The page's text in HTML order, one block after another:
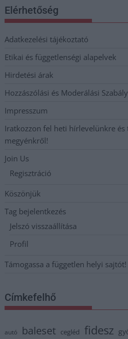
Elérhetőség
Adatkezelési tájékoztató
Etikai és függetlenségi alapelvek
Hirdetési árak
Hozzászólási és Moderálási
Impresszum
Iratkozzon fel heti hírlevelünkre
megyénkről!
Join Us
Regisztráció
Köszönjük
Tag bejelentkezés
Jelszó visszaállítása
Profil
Támogassa a független helyi sajtót!
Címkefelhő
autó baleset cegléd fidesz